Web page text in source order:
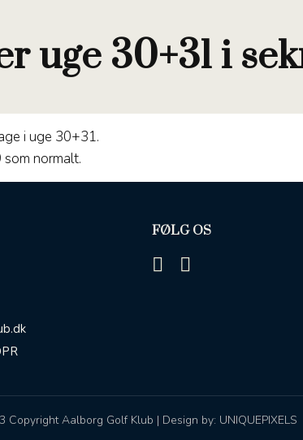
uge 30+31 i
i uge 30+31.
normalt.
FØLG OS
Copyright Aalborg Golf Klub | Design by: UNIQUEPIXELS